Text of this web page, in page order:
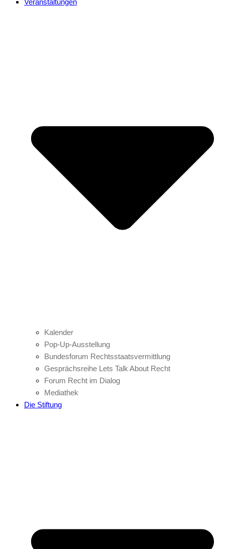
Veranstaltungen
Kalender
Pop-Up-Ausstellung
Bundesforum Rechtsstaatsvermittlung
Gesprächsreihe Lets Talk About Recht
Forum Recht im Dialog
Mediathek
Die Stiftung